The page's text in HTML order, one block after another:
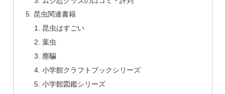
昆虫関連書籍
昆虫はすごい
葉虫
塵騙
小学館クラフトブックシリーズ
小学館図鑑シリーズ